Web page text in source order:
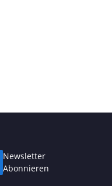
Newsletter
Abonnieren